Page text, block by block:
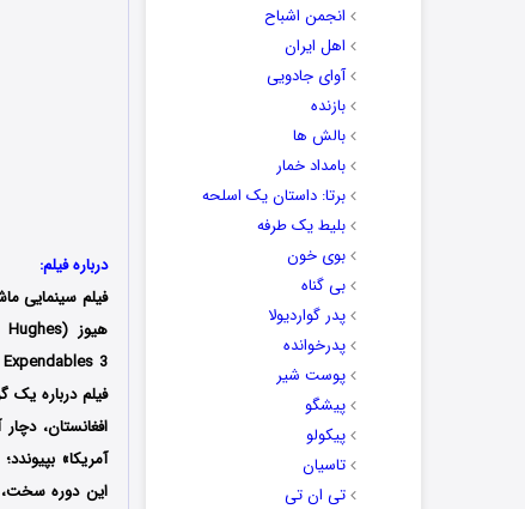
انجمن اشباح
اهل ایران
آوای جادویی
بازنده
بالش ها
بامداد خمار
برتا: داستان یک اسلحه
بلیط یک‌‌ طرفه
بوی خون
بی گناه
پدر گواردیولا
پدرخوانده
پوست شیر
پیشگو
پیکولو
تاسیان
تی ان تی
درباره فیلم:
فیلم سینمایی
هیوز (Patrick Hughes) است که سابقه ساخت فیلم‌های
فیلم درباره
آمریکا»